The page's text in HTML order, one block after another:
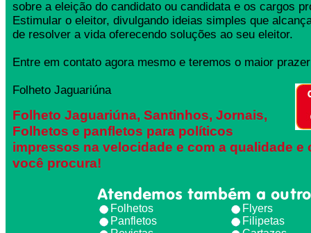
sobre a eleição do candidato ou candidata e os cargos
Estimular o eleitor, divulgando ideias simples que
de resolver a vida oferecendo soluções ao seu eleitor.
Entre em contato agora mesmo e teremos o maior
Folheto Jaguariúna
Folheto Jaguariúna, Santinhos, Jornais,
Folhetos e panfletos para políticos
impressos na velocidade e com a qualidade e
você procura!
Atendemos também a
Folhetos
Panfletos
Flyers
Filipetas